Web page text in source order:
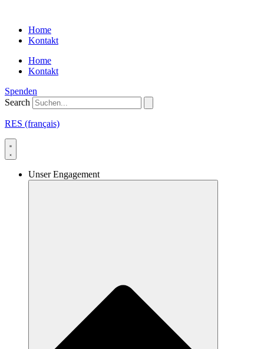
contentHome
Kontakt
Home
Kontakt
Spenden
Search
RES (français)
Unser Engagement